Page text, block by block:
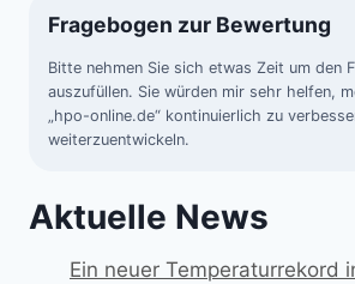
Fragebogen zur Bewertung
Bitte nehmen Sie sich etwas Zeit um den
auszufüllen. Sie würden mir sehr helfen,
„hpo-online.de“ kontinuierlich zu
weiterzuentwickeln.
Aktuelle News
Ein neuer Temperaturrekord